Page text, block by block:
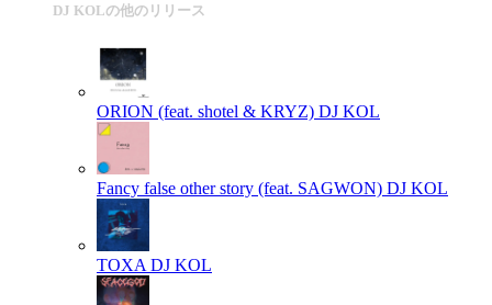
DJ KOLの他のリリース
ORION (feat. shotel & KRYZ) DJ KOL
Fancy false other story (feat. SAGWON) DJ KOL
TOXA DJ KOL